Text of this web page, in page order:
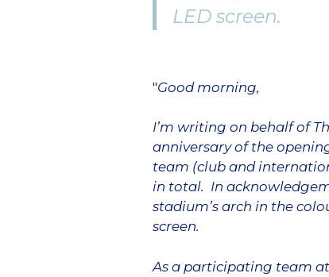
LED screen.
"Good morning,
I’m writing on behalf of
anniversary of the
team (club and
in total. In
stadium’s arch in the
screen.
As a participating team